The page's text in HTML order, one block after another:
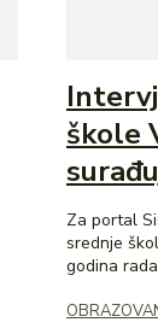
škole
Za portal
srednje škole
godina